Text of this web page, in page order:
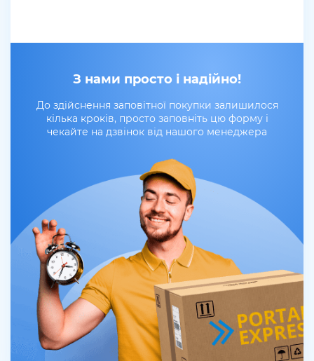
З нами просто і надійно!
До здійснення заповітної покупки залишилося
кілька кроків, просто заповніть цю форму і
чекайте на дзвінок від нашого менеджера